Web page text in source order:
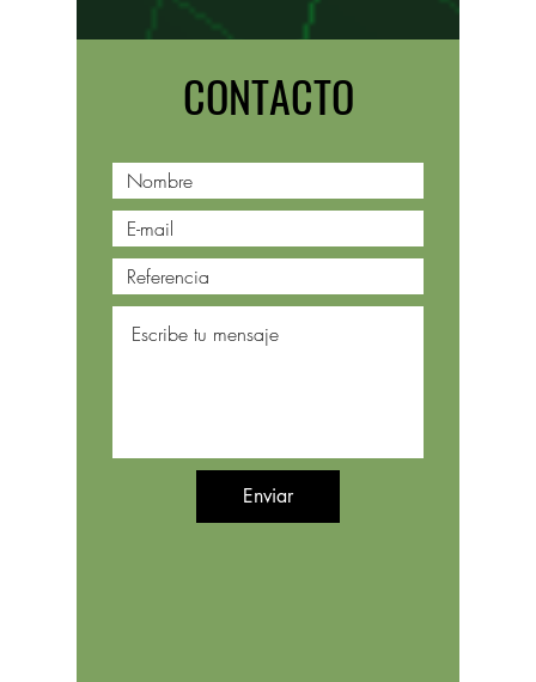
CONTACTO
Enviar